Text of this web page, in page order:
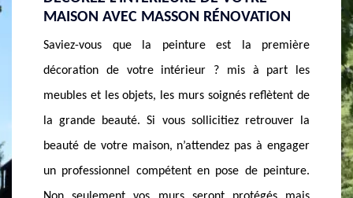
INTÉRIEURE AVEC MASSON
RÉNOVATION, LE PEINTRE
PROFESSIONNEL
LE
Mieux
avoir